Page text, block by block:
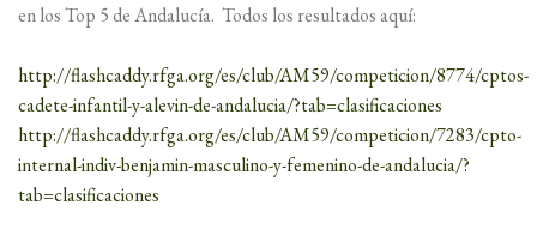
en los Top 5 de Andalucía. Todos los resultados aquí:
http://flashcaddy.rfga.org/es/club/AM59/competicion/8774/cptos-
cadete-infantil-y-alevin-de-andalucia/?tab=clasificaciones
http://flashcaddy.rfga.org/es/club/AM59/competicion/7283/cpto-
internal-indiv-benjamin-masculino-y-femenino-de-andalucia/?
tab=clasificaciones